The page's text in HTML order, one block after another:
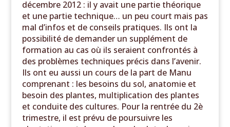
décembre 2012 : il y avait une partie théorique
et une partie technique… un peu court mais pas
mal d’infos et de conseils pratiques. Ils ont la
possibilité de demander un supplément de
formation au cas où ils seraient confrontés à
des problèmes techniques précis dans l’avenir.
Ils ont eu aussi un cours de la part de Manu
comprenant : les besoins du sol, anatomie et
besoin des plantes, multiplication des plantes
et conduite des cultures. Pour la rentrée du 2è
trimestre, il est prévu de poursuivre les